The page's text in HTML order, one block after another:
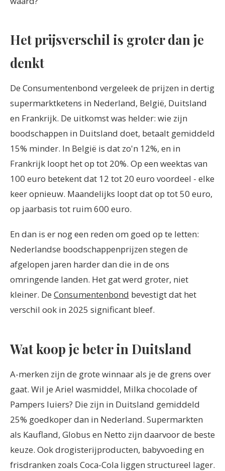
Het prijsverschil is groter dan je
denkt
De Consumentenbond vergeleek de prijzen in dertig
supermarktketens in Nederland, België, Duitsland
en Frankrijk. De uitkomst was helder: wie zijn
boodschappen in Duitsland doet, betaalt gemiddeld
15% minder. In België is dat zo'n 12%, en in
Frankrijk loopt het op tot 20%. Op een weektas van
100 euro betekent dat 12 tot 20 euro voordeel - elke
keer opnieuw. Maandelijks loopt dat op tot 50 euro,
op jaarbasis tot ruim 600 euro.
En dan is er nog een reden om goed op te letten:
Nederlandse boodschappenprijzen stegen de
afgelopen jaren harder dan die in de ons
omringende landen. Het gat werd groter, niet
kleiner. De Consumentenbond bevestigt dat het
verschil ook in 2025 significant bleef.
Wat koop je beter in Duitsland
A-merken zijn de grote winnaar als je de grens over
gaat. Wil je Ariel wasmiddel, Milka chocolade of
Pampers luiers? Die zijn in Duitsland gemiddeld
25% goedkoper dan in Nederland. Supermarkten
als Kaufland, Globus en Netto zijn daarvoor de beste
keuze. Ook drogisterijproducten, babyvoeding en
frisdranken zoals Coca-Cola liggen structureel lager.